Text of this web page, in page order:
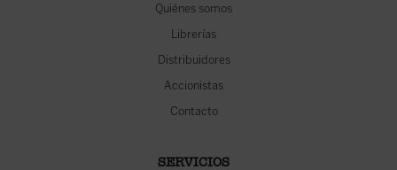
Quiénes somos
Librerías
Distribuidores
Accionistas
Contacto
SERVICIOS